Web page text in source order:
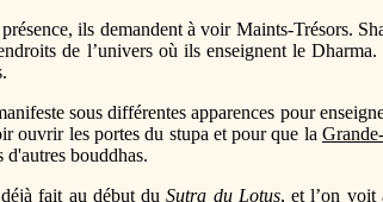
ils demandent à voir Maints-Trésors.
de l’univers où ils enseignent le Dharma.
sous différentes apparences pour
ouvrir les portes du stupa et pour que la
bouddhas.
déjà fait au début duSutra du Lotus, et l’on voit